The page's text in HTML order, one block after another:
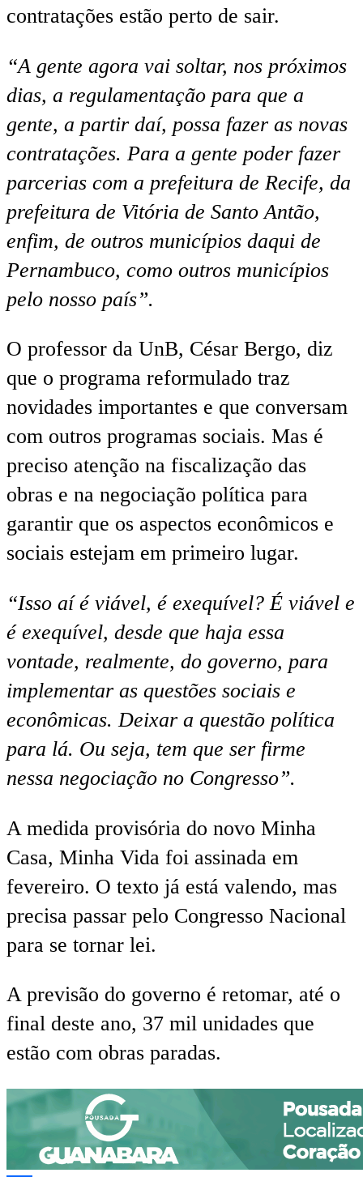
contratações estão perto de sair.
“A gente agora vai soltar, nos próximos
dias, a regulamentação para que a
gente, a partir daí, possa fazer as novas
contratações. Para a gente poder fazer
parcerias com a prefeitura de Recife, da
prefeitura de Vitória de Santo Antão,
enfim, de outros municípios daqui de
Pernambuco, como outros municípios
pelo nosso país”.
O professor da UnB, César Bergo, diz
que o programa reformulado traz
novidades importantes e que conversam
com outros programas sociais. Mas é
preciso atenção na fiscalização das
obras e na negociação política para
garantir que os aspectos econômicos e
sociais estejam em primeiro lugar.
“Isso aí é viável, é exequível? É viável e
é exequível, desde que haja essa
vontade, realmente, do governo, para
implementar as questões sociais e
econômicas. Deixar a questão política
para lá. Ou seja, tem que ser firme
nessa negociação no Congresso”.
A medida provisória do novo Minha
Casa, Minha Vida foi assinada em
fevereiro. O texto já está valendo, mas
precisa passar pelo Congresso Nacional
para se tornar lei.
A previsão do governo é retomar, até o
final deste ano, 37 mil unidades que
estão com obras paradas.